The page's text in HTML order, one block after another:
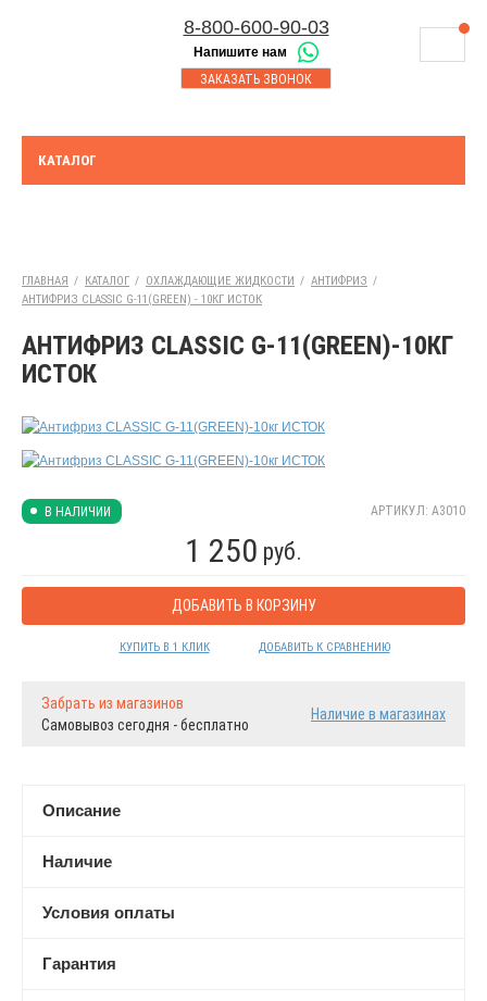
8-800-600-90-03
Напишите нам
ЗАКАЗАТЬ ЗВОНОК
Корзина
ОПЛАТА
ЮРИДИЧЕСКИМ ЛИЦАМ
КОНТАКТЫ
АКЦИИ
8-843-230-17-45
Казань
Набережные Челны
КАТАЛОГ
ГЛАВНАЯ / КАТАЛОГ / ОХЛАЖДАЮЩИЕ ЖИДКОСТИ / АНТИФРИЗ /
АНТИФРИЗ CLASSIC G-11(GREEN) - 10КГ ИСТОК
АНТИФРИЗ CLASSIC G-11(GREEN)-10КГ
ИСТОК
В НАЛИЧИИ АРТИКУЛ: А3010
1 250 руб.
ДОБАВИТЬ В КОРЗИНУ
КУПИТЬ В 1 КЛИК ДОБАВИТЬ К СРАВНЕНИЮ
Забрать из магазинов
Самовывоз сегодня - бесплатно
Наличие в магазинах
Описание
Наличие
Условия оплаты
Гарантия